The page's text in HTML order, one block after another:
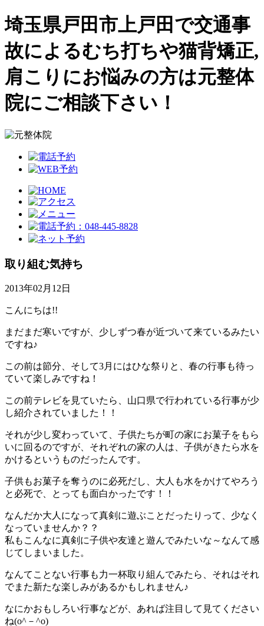
埼玉県戸田市上戸田で交通事
故によるむち打ちや猫背矯正,
肩こりにお悩みの方は元整体
院にご相談下さい！
取り組む気持ち
2013年02月12日
こんにちは!!
まだまだ寒いですが、少しずつ春が近づいて来ているみたい
ですね♪
この前は節分、そして3月にはひな祭りと、春の行事も待っ
ていて楽しみですね！
この前テレビを見ていたら、山口県で行われている行事が少
し紹介されていました！！
それが少し変わっていて、子供たちが町の家にお菓子をもら
いに回るのですが、それぞれの家の人は、子供がきたら水を
かけるというものだったんです。
子供もお菓子を奪うのに必死だし、大人も水をかけてやろう
と必死で、とっても面白かったです！！
なんだか大人になって真剣に遊ぶことだったりって、少なく
なっていませんか？？
私もこんなに真剣に子供や友達と遊んでみたいな～なんて感
じてしまいました。
なんてことない行事も力一杯取り組んでみたら、それはそれ
でまた新たな楽しみがあるかもしれません♪
なにかおもしろい行事などが、あれば注目して見てください
ね(o^－^o)